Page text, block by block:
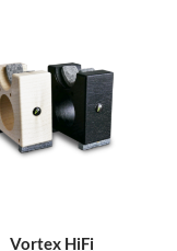
Vortex HiFi